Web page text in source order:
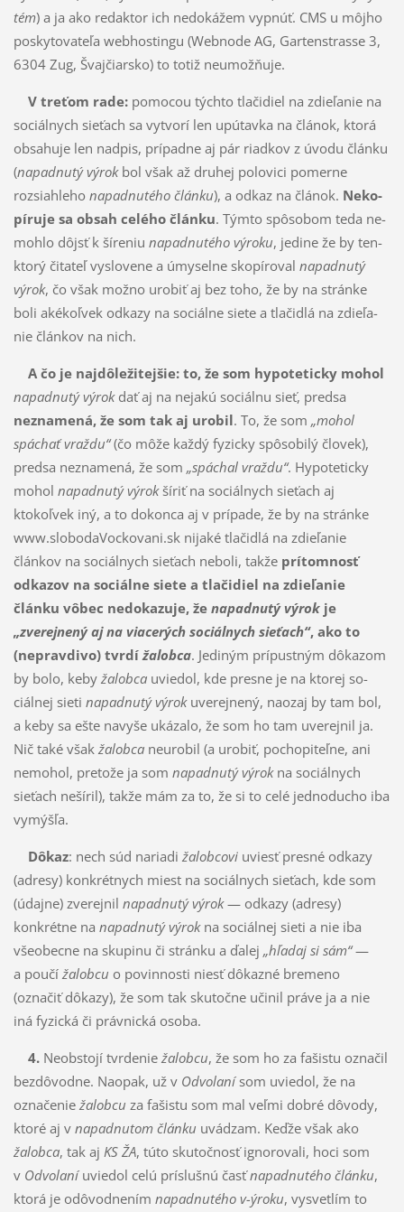
tém) a ja ako redaktor ich nedokážem vypnúť. CMS u môjho
poskytovate­ľa webhostingu (Web­no­de AG, Gartenstrasse 3,
6304 Zug, Švajčiarsko) to totiž neumožňuje.
V treťom rade:pomocou týchto tlačidiel na zdieľanie na
sociálnych sieťach sa vytvorí len upú­tav­ka na článok, ktorá
obsahuje len nadpis, prípadne aj pár riadkov z úvodu článku
(napadnutý vý­rokbol však až druhej polovici pomerne
rozsiahleho napadnutého článku), a odkaz na článok. Ne­ko­
píruje sa obsah ce­lé­ho článku. Týmto spôsobom teda ne­
mohlo dôjsť k šíreniu napadnutého vý­roku, jedine že by ten-
ktorý čitateľ vyslovene a úmyselne sko­píroval na­padnutý
výrok, čo však mož­no urobiť aj bez toho, že by na stránke
boli akékoľvek odkazy na sociálne siete a tlačidlá na zdie­ľa­
nie článkov na nich.
A čo je najdôležitejšie: to, že som hypoteticky mohol
napadnutý výrokdať aj na nejakú sociál­nu sieť, predsa
neznamená, že som tak aj urobil. To, že som „mohol
spáchať vraždu“(čo môže každý fy­zicky spôsobilý človek),
predsa neznamená, že som „spáchal vraždu“. Hypoteticky
mohol na­pad­nutý výrokšíriť na sociálnych sieťach aj
ktokoľvek iný, a to dokon­ca aj v prípade, že by na strán­ke
www.slobodaVockovani.sk nijaké tlačidlá na zdieľanie
článkov na sociál­nych sieťach nebo­li, takže prítomnosť
odkazov na sociálne siete a tlačidiel na zdieľanie
článku vô­bec ne­do­ka­zu­je, že na­pad­nutý výrokje
„zverejnený aj na viacerých sociálnych sieťach“, ako to
(nepravdivo) tvr­dížalobca. Jediným prípustným dôkazom
by bolo, keby žalobcauviedol, kde pres­ne je na ktorej so­
ciálnej sieti napadnutý výrok uverejnený, naozaj by tam bol,
a keby sa ešte navyše ukázalo, že som ho tam uverejnil ja.
Nič také však žalobcaneurobil (a urobiť, pochopiteľne, ani
nemohol, pre­tože ja som napadnutý vý­rokna sociálnych
sieťach nešíril), takže mám za to, že si to celé jednodu­cho iba
vy­mýšľa.
Dôkaz: nech súd nariadi žalobcoviuviesť presné odkazy
(adresy) konkrétnych miest na sociál­nych sieťach, kde som
(údajne) zve­rejnil napadnutý výrok— odkazy (adresy)
konkrétne na napad­nutý výrokna sociálnej sieti a nie iba
všeobecne na skupinu či stránku a ďalej „hľadaj si sám“—
a poučí žalobcu o povinnosti niesť dôkazné bremeno
(označiť dôkazy), že som tak skutočne učinil práve ja a nie
iná fyzická či právnická osoba.
4.Neobstojí tvrdenie žalobcu, že som ho za fašistu označil
bezdôvodne. Naopak, už v Odvolanísom uviedol, že na
označenie žalobcu za fašistu som mal veľmi dobré dôvody,
ktoré aj v napad­nu­tom článku uvádzam. Keďže však ako
žalobca, tak aj KS ŽA, túto skutočnosť ignorovali, hoci som
v Odvolaníuviedol celú príslušnú časťnapadnutého článku,
ktorá je odôvodnením napadnutého v-ýroku, vysvetlím to